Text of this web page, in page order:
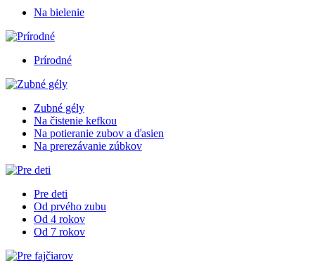
Na bielenie
Prírodné
Zubné gély
Na čistenie kefkou
Na potieranie zubov a ďasien
Na prerezávanie zúbkov
Pre deti
Od prvého zubu
Od 4 rokov
Od 7 rokov